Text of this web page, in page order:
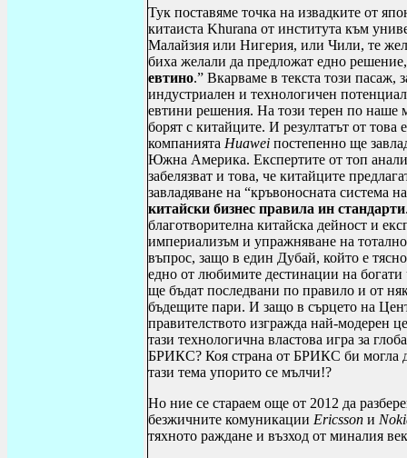
Тук поставяме точка на извадките от
китаиста Khurana от института към
Малайзия или Нигерия, или Чили, те
биха желали да предложат едно
евтино.” Вкарваме в текста този пасаж,
индустриален и технологичен
евтини решения. На този терен по наше
борят с китайците. И резултатът от
компанията Huawei постепенно ще
Южна Америка. Експертите от топ
забелязват и това, че китайците
завладяване на “кръвоносната система
китайски бизнес правила ин стандарти
благотворителна китайска дейност и
империализъм и упражняване на
въпрос, защо в един Дубай, който е
едно от любимите дестинации на
ще бъдат последвани по правило и от
бъдещите пари. И защо в сърцето на
правителството изгражда най-модерен
тази технологична властова игра за
БРИКС? Коя страна от БРИКС би могла
тази тема упорито се мълчи!?
Но ние се стараем още от 2012 да
безжичните комуникации Ericsson и
тяхното раждане и възход от миналия